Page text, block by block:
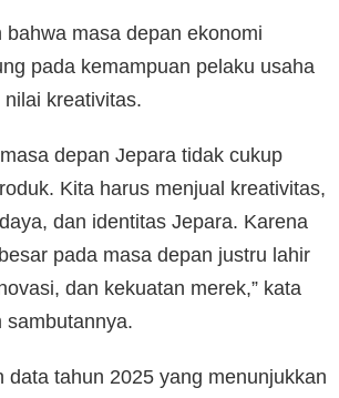
bahwa masa depan ekonomi
pada kemampuan pelaku usaha
kreativitas.
depan Jepara tidak cukup
Kita harus menjual kreativitas,
dan identitas Jepara. Karena
pada masa depan justru lahir
dan kekuatan merek,” kata
sambutannya.
data tahun 2025 yang menunjukkan